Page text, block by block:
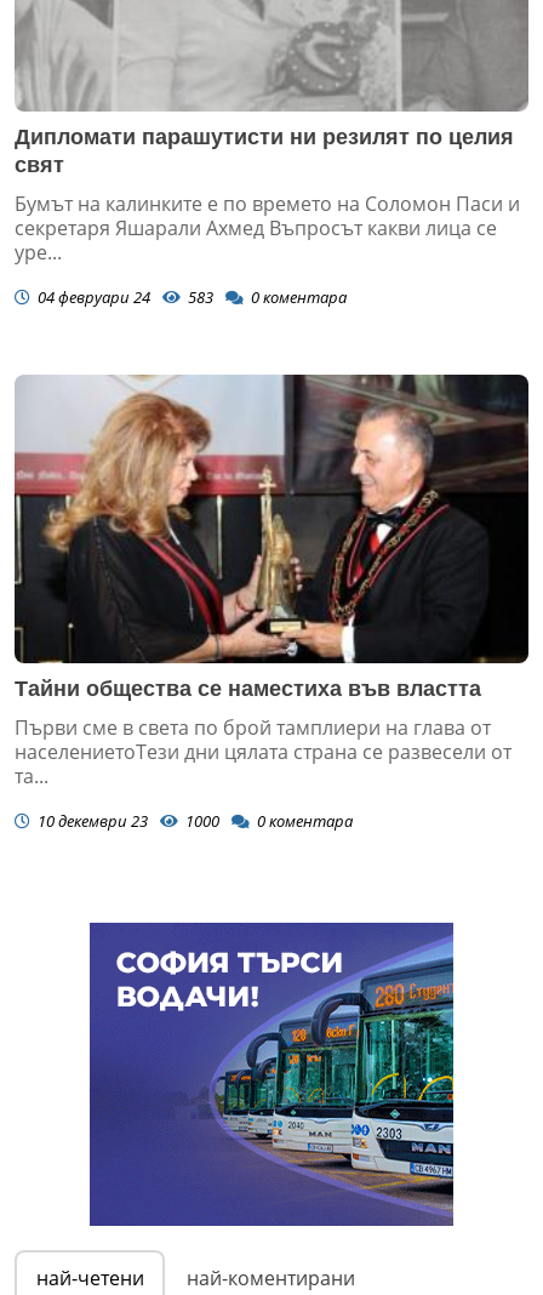
Дипломати парашутисти ни резилят по целия
свят
Бумът на калинките е по времето на Соломон Паси и
секретаря Яшарали Ахмед Въпросът какви лица се
уре...
04 февруари 24 583 0коментара
Тайни общества се наместиха във властта
Първи сме в света по брой тамплиери на глава от
населениетоТези дни цялата страна се развесели от
та...
10 декември 23 1000 0коментара
най-четени най-коментирани